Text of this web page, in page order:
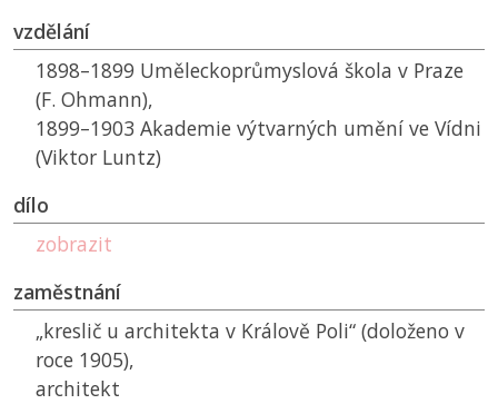
vzdělání
1898–1899 Uměleckoprůmyslová škola v Praze
(F. Ohmann),
1899–1903 Akademie výtvarných umění ve Vídni
(Viktor Luntz)
dílo
zobrazit
zaměstnání
„kreslič u architekta v Králově Poli“ (doloženo v
roce 1905),
architekt